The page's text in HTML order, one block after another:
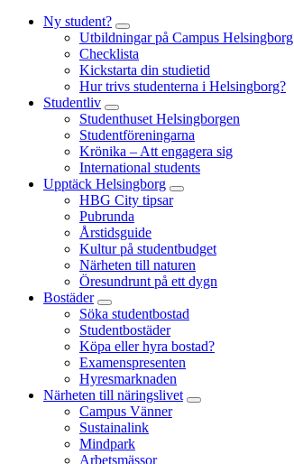
Ny student?
Utbildningar på Campus Helsingborg
Checklista
Kickstarta din studietid
Hur trivs studenterna i Helsingborg?
Studentliv
Studenthuset Helsingborgen
Studentföreningarna
Krönika – Att engagera sig
International students
Upptäck Helsingborg
HBG City tipsar
Pubrunda
Årstidsguide
Kultur på studentbudget
Närheten till naturen
Öresundrunt på ett dygn
Bostäder
Söka studentbostad
Studentbostäder
Köpa eller hyra bostad?
Examenspresenten
Hyresmarknaden
Närheten till näringslivet
Campus Vänner
Sustainalink
Mindpark
Arbetsmässor